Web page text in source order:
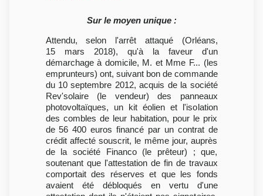
Sur le moyen unique :
Attendu, selon l'arrêt attaqué (Orléans,
15 mars 2018), qu'à la faveur d'un
démarchage à domicile, M. et Mme F... (les
emprunteurs) ont, suivant bon de commande
du 10 septembre 2012, acquis de la société
Rev'solaire (le vendeur) des panneaux
photovoltaïques, un kit éolien et l'isolation
des combles de leur habitation, pour le prix
de 56 400 euros financé par un contrat de
crédit affecté souscrit, le même jour, auprès
de la société Financo (le prêteur) ; que,
soutenant que l'attestation de fin de travaux
comportait des réserves et que les fonds
avaient été débloqués en vertu d'une